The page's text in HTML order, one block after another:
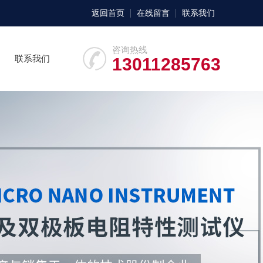
返回首页 在线留言 联系我们
咨询热线
13011285763
联系我们